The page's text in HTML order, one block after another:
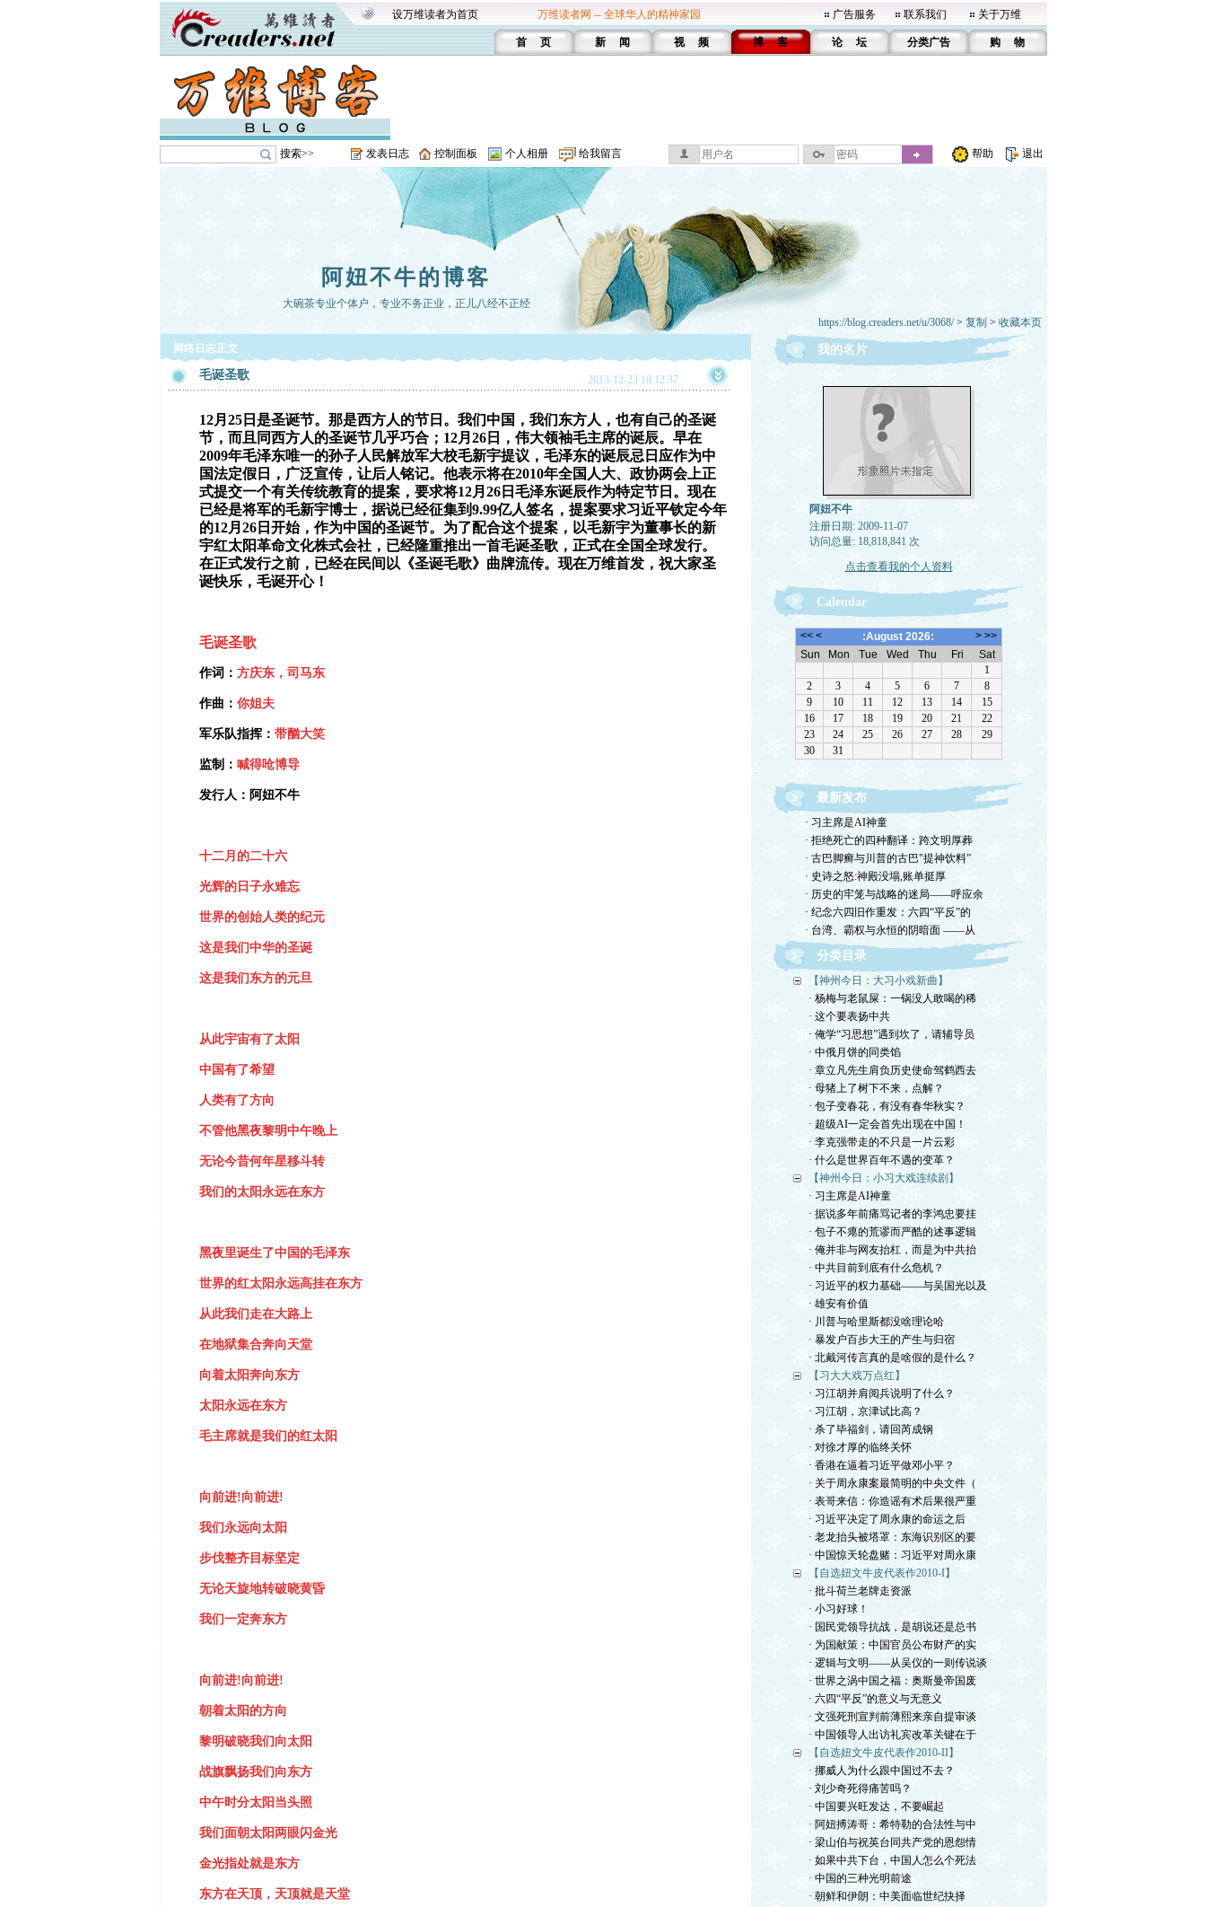
设万维读者为首页 万维读者网 -- 全球华人的精神家园 广告服务 联系我们 关于万维
首 页 新 闻 视 频 博 客 论 坛 分类广告 购 物
搜索>> 发表日志 控制面板 个人相册 给我留言 帮助 退出
阿妞不牛的博客
大碗茶专业个体户，专业不务正业，正儿八经不正经
https://blog.creaders.net/u/3068/> 复制 > 收藏本页
网络日志正文
毛诞圣歌 2013-12-23 18:12:37
12月25日是圣诞节。那是西方人的节日。我们中国，我们东方人，也有自己的圣诞
节，而且同西方人的圣诞节几乎巧合；12月26日，伟大领袖毛主席的诞辰。早在
2009年毛泽东唯一的孙子人民解放军大校毛新宇提议，毛泽东的诞辰忌日应作为中
国法定假日，广泛宣传，让后人铭记。他表示将在2010年全国人大、政协两会上正
式提交一个有关传统教育的提案，要求将12月26日毛泽东诞辰作为特定节日。现在
已经是将军的毛新宇博士，据说已经征集到9.99亿人签名，提案要求习近平钦定今年
的12月26日开始，作为中国的圣诞节。为了配合这个提案，以毛新宇为董事长的新
宇红太阳革命文化株式会社，已经隆重推出一首毛诞圣歌，正式在全国全球发行。
在正式发行之前，已经在民间以《圣诞毛歌》曲牌流传。现在万维首发，祝大家圣
诞快乐，毛诞开心！
毛诞圣歌
作词： 方庆东，司马东
作曲： 你姐夫
军乐队指挥： 带酗大笑
监制： 喊得呛博导
发行人： 阿妞不牛
十二月的二十六
光辉的日子永难忘
世界的创始人类的纪元
这是我们中华的圣诞
这是我们东方的元旦
从此宇宙有了太阳
中国有了希望
人类有了方向
不管他黑夜黎明中午晚上
无论今昔何年星移斗转
我们的太阳永远在东方
黑夜里诞生了中国的毛泽东
世界的红太阳永远高挂在东方
从此我们走在大路上
在地狱集合奔向天堂
向着太阳奔向东方
太阳永远在东方
毛主席就是我们的红太阳
向前进!向前进!
我们永远向太阳
步伐整齐目标坚定
无论天旋地转破晓黄昏
我们一定奔东方
向前进!向前进!
朝着太阳的方向
黎明破晓我们向太阳
战旗飘扬我们向东方
中午时分太阳当头照
我们面朝太阳两眼闪金光
金光指处就是东方
东方在天顶，天顶就是天堂
我的名片
阿妞不牛
注册日期: 2009-11-07
访问总量: 18,818,841 次
点击查看我的个人资料
Calendar
最新发布
· 习主席是AI神童
· 拒绝死亡的四种翻译：跨文明厚葬
· 古巴脚癣与川普的古巴"提神饮料”
· 史诗之怒:神殿没塌,账单挺厚
· 历史的牢笼与战略的迷局——呼应余
· 纪念六四旧作重发：六四“平反”的
· 台湾、霸权与永恒的阴暗面 ——从
分类目录
【神州今日：大习小戏新曲】
· 杨梅与老鼠屎：一锅没人敢喝的稀
· 这个要表扬中共
· 俺学“习思想”遇到坎了，请辅导员
· 中俄月饼的同类馅
· 章立凡先生肩负历史使命驾鹤西去
· 母猪上了树下不来，点解？
· 包子变春花，有没有春华秋实？
· 超级AI一定会首先出现在中国！
· 李克强带走的不只是一片云彩
· 什么是世界百年不遇的变革？
【神州今日：小习大戏连续剧】
· 习主席是AI神童
· 据说多年前痛骂记者的李鸿忠要挂
· 包子不瘪的荒谬而严酷的述事逻辑
· 俺并非与网友抬杠，而是为中共抬
· 中共目前到底有什么危机？
· 习近平的权力基础——与吴国光以及
· 雄安有价值
· 川普与哈里斯都没啥理论哈
· 暴发户百步大王的产生与归宿
· 北戴河传言真的是啥假的是什么？
【习大大戏万点红】
· 习江胡并肩阅兵说明了什么？
· 习江胡，京津试比高？
· 杀了毕福剑，请回芮成钢
· 对徐才厚的临终关怀
· 香港在逼着习近平做邓小平？
· 关于周永康案最简明的中央文件（
· 表哥来信：你造谣有术后果很严重
· 习近平决定了周永康的命运之后
· 老龙抬头被塔罩：东海识别区的要
· 中国惊天轮盘赌：习近平对周永康
【自选妞文牛皮代表作2010-I】
· 批斗荷兰老牌走资派
· 小习好球！
· 国民党领导抗战，是胡说还是总书
· 为国献策：中国官员公布财产的实
· 逻辑与文明——从吴仪的一则传说谈
· 世界之涡中国之福：奥斯曼帝国废
· 六四“平反”的意义与无意义
· 文强死刑宣判前薄熙来亲自提审谈
· 中国领导人出访礼宾改革关键在于
【自选妞文牛皮代表作2010-II】
· 挪威人为什么跟中国过不去？
· 刘少奇死得痛苦吗？
· 中国要兴旺发达，不要崛起
· 阿妞搏涛哥：希特勒的合法性与中
· 梁山伯与祝英台同共产党的恩怨情
· 如果中共下台，中国人怎么个死法
· 中国的三种光明前途
· 朝鲜和伊朗：中美面临世纪抉择